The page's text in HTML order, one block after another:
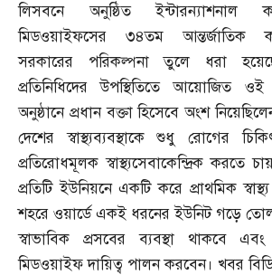
লিসবনে অনুষ্ঠিত ইন্টারন্যাশনাল
মিডওয়াইফসের ৩৪তম আন্তর্জাতিক
সরকারের পরিকল্পনা তুলে ধরা
প্রতিনিধিদের উপস্থিতিতে আয়োজিত ওই
অনুষ্ঠানে প্রধান বক্তা হিসেবে অংশ
দেশের স্বাস্থ্যব্যবস্থাকে শুধু রোগের
প্রতিরোধমূলক স্বাস্থ্যসেবাকেন্দ্রিক করতে
প্রতিটি ইউনিয়নে একটি করে প্রাথমিক
শহরে ওয়ার্ডে একই ধরনের ইউনিট গড়ে
স্বাভাবিক প্রসবের ব্যবস্থা থাকবে
মিডওয়াইফ দায়িত্ব পালন করবেন। খবর